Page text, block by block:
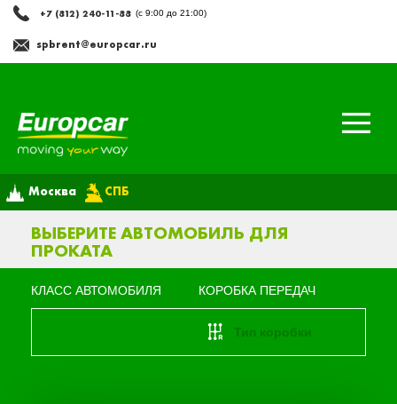
+7 (812) 240-11-88 (с 9:00 до 21:00)
spbrent@europcar.ru
Москва СПБ
ВЫБЕРИТЕ АВТОМОБИЛЬ ДЛЯ
ПРОКАТА
КЛАСС АВТОМОБИЛЯ КОРОБКА ПЕРЕДАЧ
Тип коробки